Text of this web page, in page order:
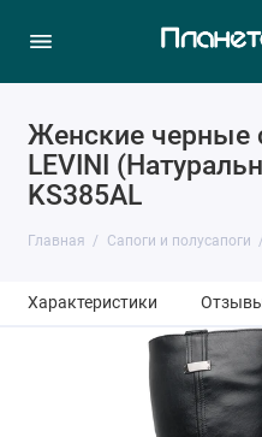
Женские черные
LEVINI
KS385AL
Главная Сапоги и полусапоги
Характеристики